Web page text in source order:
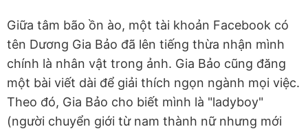
Giữa tâm bão ồn ào, một tài khoản Facebook có
tên Dương Gia Bảo đã lên tiếng thừa nhận mình
chính là nhân vật trong ảnh. Gia Bảo cũng đăng
một bài viết dài để giải thích ngọn ngành mọi việc.
Theo đó, Gia Bảo cho biết mình là "ladyboy"
(người chuyển giới từ nam thành nữ nhưng mới